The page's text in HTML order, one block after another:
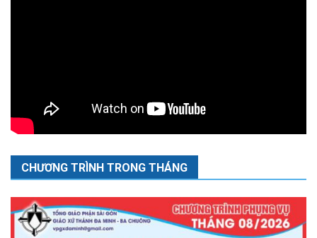
CHƯƠNG TRÌNH TRONG THÁNG